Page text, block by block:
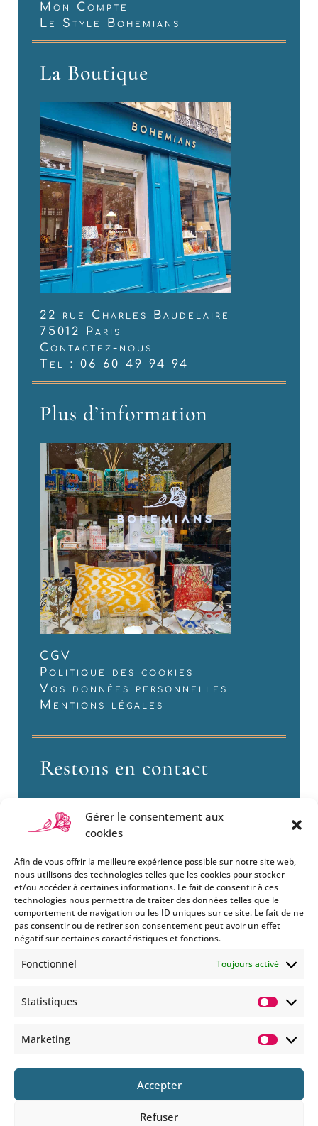
Gérer le consentement aux
cookies
Afin de vous offrir la meilleure expérience possible sur notre site web,
nous utilisons des technologies telles que les cookies pour stocker
et/ou accéder à certaines informations. Le fait de consentir à ces
technologies nous permettra de traiter des données telles que le
comportement de navigation ou les ID uniques sur ce site. Le fait de ne
pas consentir ou de retirer son consentement peut avoir un effet
négatif sur certaines caractéristiques et fonctions.
Fonctionnel Toujours activé
Statistiques
Marketing
Accepter
Refuser
Mon Compte
Le Style Bohemians
La Boutique
22 rue Charles Baudelaire
75012 Paris
Contactez-nous
Tel : 06 60 49 94 94
Plus d’information
CGV
Politique des cookies
Vos données personnelles
Mentions légales
Restons en contact
Si vous souhaitez être informés
des nouveautés et évènements
que nous organisons
abonnez-vous à notre
de nos MMS.
En savoir plus